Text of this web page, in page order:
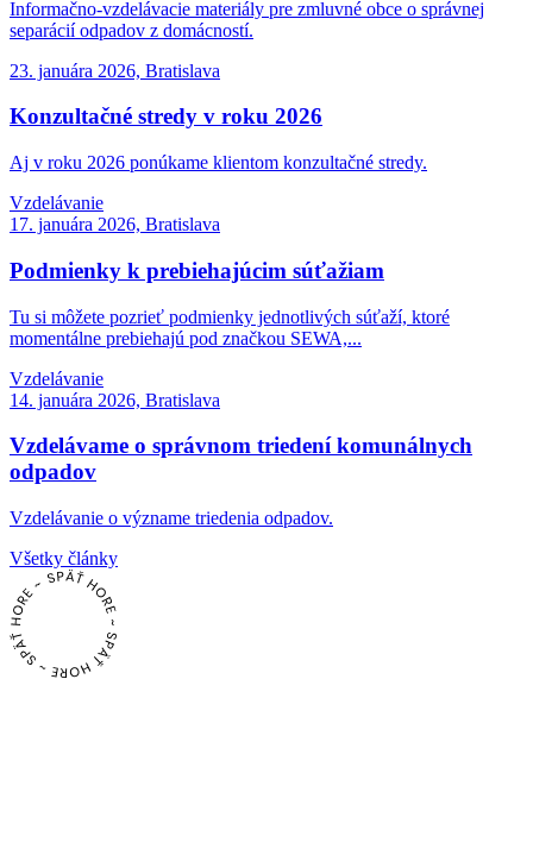
Informačno-vzdelávacie materiály pre zmluvné obce o správnej
separácií odpadov z domácností.
23. januára 2026, Bratislava
Konzultačné stredy v roku 2026
Aj v roku 2026 ponúkame klientom konzultačné stredy.
Vzdelávanie
17. januára 2026, Bratislava
Podmienky k prebiehajúcim súťažiam
Tu si môžete pozrieť podmienky jednotlivých súťaží, ktoré
momentálne prebiehajú pod značkou SEWA,...
Vzdelávanie
14. januára 2026, Bratislava
Vzdelávame o správnom triedení komunálnych
odpadov
Vzdelávanie o význame triedenia odpadov.
Všetky články